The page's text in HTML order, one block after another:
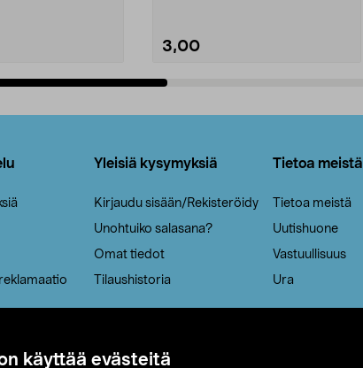
käyttää evästeitä
3,00
Yleisiä kysymyksiä
Kirjaudu sisään/Rekisteröidy
Unohtuiko salasana?
Omat tiedot
Tilaushistoria
Tietoa meistä
Tietoa meistä
Uutishuone
Vastuullisuus
Ura